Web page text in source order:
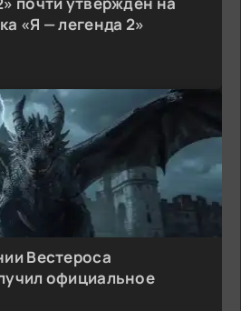
«Я — легенда 2»
Вестероса
официальное